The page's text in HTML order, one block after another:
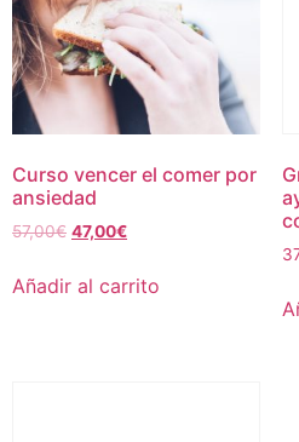
Curso vencer el comer por
ansiedad
57,00€ 47,00€
Añadir al carrito